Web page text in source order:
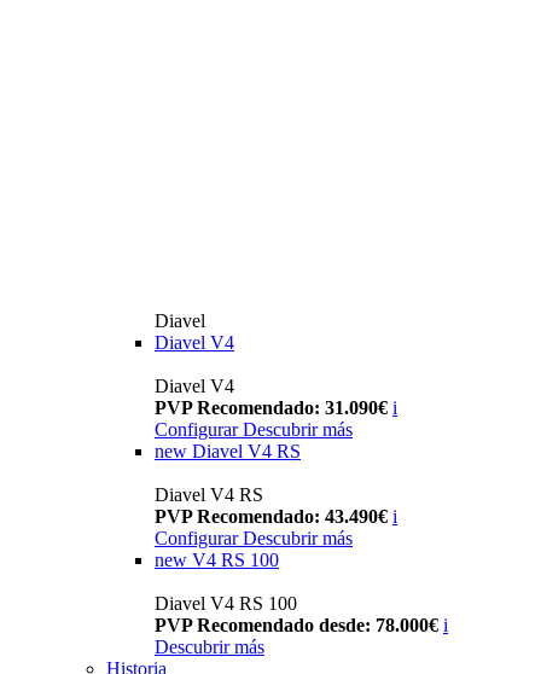
Diavel
Diavel V4
Diavel V4
PVP Recomendado: 31.090€ i
Configurar Descubrir más
new Diavel V4 RS
Diavel V4 RS
PVP Recomendado: 43.490€ i
Configurar Descubrir más
new V4 RS 100
Diavel V4 RS 100
PVP Recomendado desde: 78.000€ i
Descubrir más
Historia